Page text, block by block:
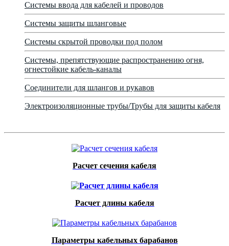
Системы ввода для кабелей и проводов
Системы защиты шланговые
Системы скрытой проводки под полом
Системы, препятствующие распространению огня,
огнестойкие кабель-каналы
Соединители для шлангов и рукавов
Электроизоляционные трубы/Трубы для защиты кабеля
Расчет сечения кабеля
Расчет длины кабеля
Параметры кабельных барабанов